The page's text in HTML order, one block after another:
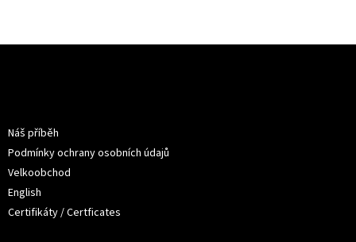
Náš příběh
Podmínky ochrany osobních údajů
Velkoobchod
English
Certifikáty / Certficates